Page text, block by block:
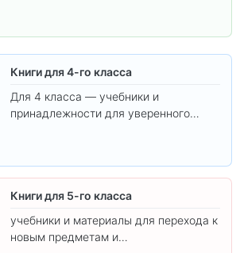
Книги для 4-го класса
Для 4 класса — учебники и
принадлежности для уверенного
Книги для 5-го класса
учебники и материалы для перехода к
новым предметам и